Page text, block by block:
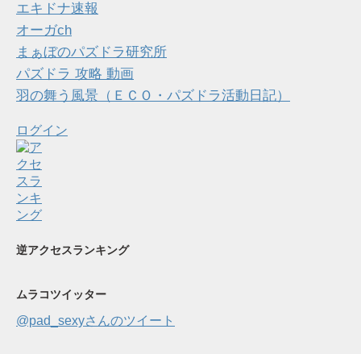
エキドナ速報
オーガch
まぁぼのパズドラ研究所
パズドラ 攻略 動画
羽の舞う風景（ＥＣＯ・パズドラ活動日記）
ログイン
逆アクセスランキング
ムラコツイッター
@pad_sexyさんのツイート